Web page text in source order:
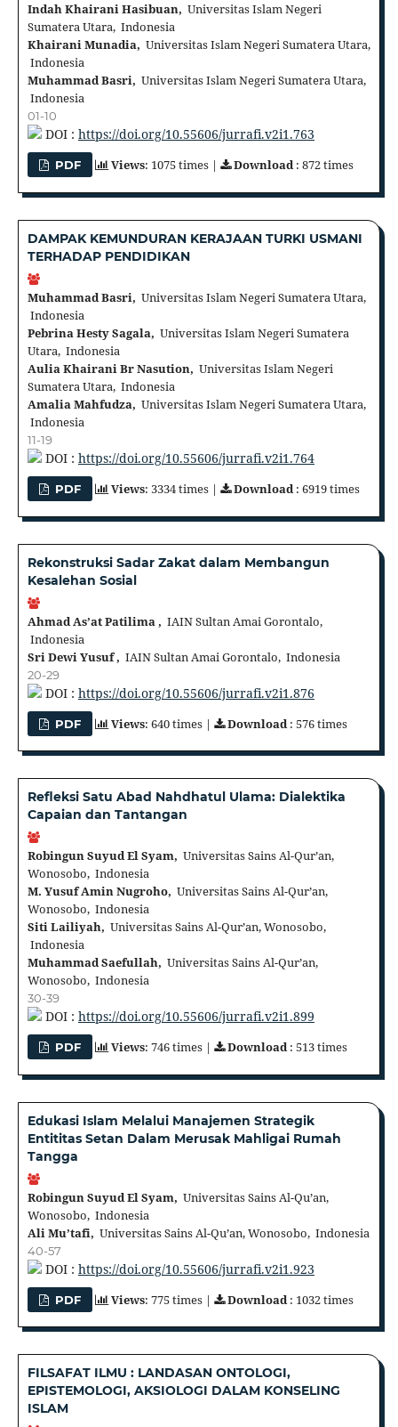
Indah Khairani Hasibuan, Universitas Islam Negeri
Sumatera Utara, Indonesia
Khairani Munadia, Universitas Islam Negeri Sumatera Utara,
Indonesia
Muhammad Basri, Universitas Islam Negeri Sumatera Utara,
Indonesia
01-10
DOI : https://doi.org/10.55606/jurrafi.v2i1.763
PDF Views: 1075 times | Download: 872 times
DAMPAK KEMUNDURAN KERAJAAN TURKI USMANI
TERHADAP PENDIDIKAN
Muhammad Basri, Universitas Islam Negeri Sumatera Utara,
Indonesia
Pebrina Hesty Sagala, Universitas Islam Negeri Sumatera
Utara, Indonesia
Aulia Khairani Br Nasution, Universitas Islam Negeri
Sumatera Utara, Indonesia
Amalia Mahfudza, Universitas Islam Negeri Sumatera Utara,
Indonesia
11-19
DOI : https://doi.org/10.55606/jurrafi.v2i1.764
PDF Views: 3334 times | Download: 6919 times
Rekonstruksi Sadar Zakat dalam Membangun
Kesalehan Sosial
Ahmad As’at Patilima , IAIN Sultan Amai Gorontalo,
Indonesia
Sri Dewi Yusuf , IAIN Sultan Amai Gorontalo, Indonesia
20-29
DOI : https://doi.org/10.55606/jurrafi.v2i1.876
PDF Views: 640 times | Download : 576 times
Refleksi Satu Abad Nahdhatul Ulama: Dialektika
Capaian dan Tantangan
Robingun Suyud El Syam, Universitas Sains Al-Qur’an,
Wonosobo, Indonesia
M. Yusuf Amin Nugroho, Universitas Sains Al-Qur’an,
Wonosobo, Indonesia
Siti Lailiyah, Universitas Sains Al-Qur’an, Wonosobo,
Indonesia
Muhammad Saefullah, Universitas Sains Al-Qur’an,
Wonosobo, Indonesia
30-39
DOI : https://doi.org/10.55606/jurrafi.v2i1.899
PDF Views: 746 times | Download: 513 times
Edukasi Islam Melalui Manajemen Strategik
Entititas Setan Dalam Merusak Mahligai Rumah
Tangga
Robingun Suyud El Syam, Universitas Sains Al-Qu’an,
Wonosobo, Indonesia
Ali Mu’tafi, Universitas Sains Al-Qu’an, Wonosobo, Indonesia
40-57
DOI : https://doi.org/10.55606/jurrafi.v2i1.923
PDF Views: 775 times | Download: 1032 times
FILSAFAT ILMU : LANDASAN ONTOLOGI,
EPISTEMOLOGI, AKSIOLOGI DALAM KONSELING
ISLAM